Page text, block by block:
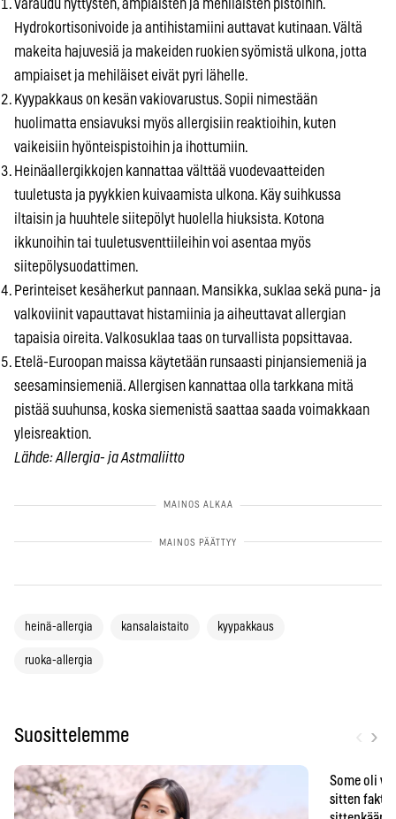
Varaudu hyttysten, ampiaisten ja mehiläisten pistoihin.
Hydrokortisonivoide ja antihistamiini auttavat kutinaan. Vältä
makeita hajuvesiä ja makeiden ruokien syömistä ulkona, jotta
ampiaiset ja mehiläiset eivät pyri lähelle.
Kyypakkaus on kesän vakiovarustus. Sopii nimestään
huolimatta ensiavuksi myös allergisiin reaktioihin, kuten
vaikeisiin hyönteispistoihin ja ihottumiin.
Heinäallergikkojen kannattaa välttää vuodevaatteiden
tuuletusta ja pyykkien kuivaamista ulkona. Käy suihkussa
iltaisin ja huuhtele siitepölyt huolella hiuksista. Kotona
ikkunoihin tai tuuletusventtiileihin voi asentaa myös
siitepölysuodattimen.
Perinteiset kesäherkut pannaan. Mansikka, suklaa sekä puna- ja
valkoviinit vapauttavat histamiinia ja aiheuttavat allergian
tapaisia oireita. Valkosuklaa taas on turvallista popsittavaa.
Etelä-Euroopan maissa käytetään runsaasti pinjansiemeniä ja
seesaminsiemeniä. Allergisen kannattaa olla tarkkana mitä
pistää suuhunsa, koska siemenistä saattaa saada voimakkaan
yleisreaktion.
Lähde: Allergia- ja Astmaliitto
heinä-allergia kansalaistaito kyypakkaus
ruoka-allergia
Suosittelemme ›
Some oli
sitten